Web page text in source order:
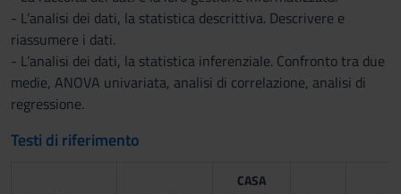
- L’analisi dei dati, la statistica descrittiva. Descrivere e
riassumere i dati.
- L’analisi dei dati, la statistica inferenziale. Confronto tra due
medie, ANOVA univariata, analisi di correlazione, analisi di
regressione.
Testi di riferimento
CASA